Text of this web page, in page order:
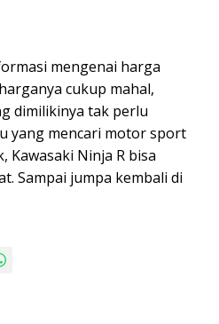
mengenai harga
cukup mahal,
dimilikinya tak perlu
yang mencari motor sport
Ninja R bisa
Sampai jumpa kembali di